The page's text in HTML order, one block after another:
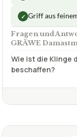
✓ Griff aus
Fragen und
GRÄWE
Wie ist die Klinge
beschaffen?